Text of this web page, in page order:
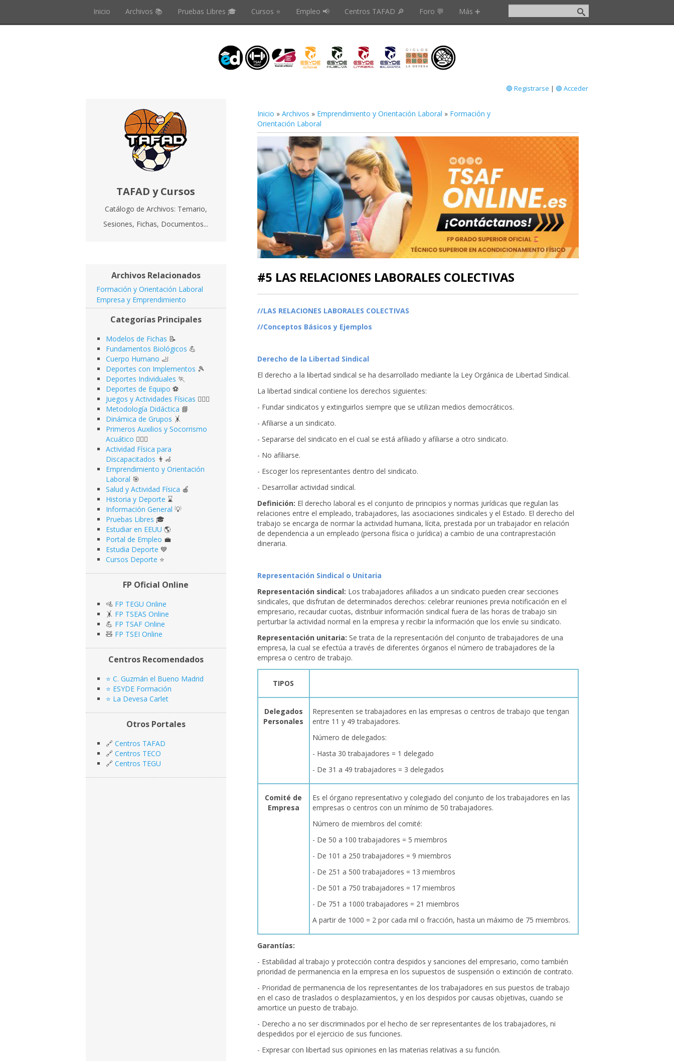
Inicio Archivos 📚 Pruebas Libres 🎓 Cursos ⭐️ Empleo 📢 Centros TAFAD 🔎 Foro 💬 Más ➕
🔵 Registrarse | 🟢 Acceder
TAFAD y Cursos
Catálogo de Archivos: Temario,
Sesiones, Fichas, Documentos...
Inicio » Archivos » Emprendimiento y Orientación Laboral » Formación y
Orientación Laboral
#5 LAS RELACIONES LABORALES COLECTIVAS
//LAS RELACIONES LABORALES COLECTIVAS
//Conceptos Básicos y Ejemplos
Derecho de la Libertad Sindical
El derecho a la libertad sindical se ha desarrollado mediante la Ley Orgánica de Libertad Sindical.
La libertad sindical contiene los derechos siguientes:
- Fundar sindicatos y extinguirlos siempre que se utilizan medios democráticos.
- Afiliarse a un sindicato.
- Separarse del sindicato en el cual se está afiliado y afiliarse a otro sindicato.
- No afiliarse.
- Escoger los representantes dentro del sindicato.
- Desarrollar actividad sindical.
Definición: El derecho laboral es el conjunto de principios y normas jurídicas que regulan las
relaciones entre el empleado, trabajadores, las asociaciones sindicales y el Estado. El derecho del
trabajo se encarga de normar la actividad humana, lícita, prestada por un trabajador en relación
de dependencia a un empleado (persona física o jurídica) a cambio de una contraprestación
dineraria.
Representación Sindical o Unitaria
Representación sindical: Los trabajadores afiliados a un sindicato pueden crear secciones
sindicales, que disfrutan de determinados derechos: celebrar reuniones previa notificación en el
empresario, recaudar cuotas, distribuir información sindical fuera de las horas de trabajo sin
perturbar la actividad normal en la empresa y recibir la información que los envíe su sindicato.
Representación unitaria: Se trata de la representación del conjunto de trabajadores de una
empresa, la cual se efectúa a través de diferentes órganos el número de trabajadores de la
empresa o centro de trabajo.
TIPOS
Delegados
Personales
Representen se trabajadores en las empresas o centros de trabajo que tengan
entre 11 y 49 trabajadores.
Número de delegados:
- Hasta 30 trabajadores = 1 delegado
- De 31 a 49 trabajadores = 3 delegados
Comité de
Empresa
Es el órgano representativo y colegiado del conjunto de los trabajadores en las
empresas o centros con un mínimo de 50 trabajadores.
Número de miembros del comité:
- De 50 a 100 trabajadores = 5 miembros
- De 101 a 250 trabajadores = 9 miembros
- De 251 a 500 trabajadores = 13 miembros
- De 501 a 750 trabajadores = 17 miembros
- De 751 a 1000 trabajadores = 21 miembros
A partir de 1000 = 2 por cada mil o fracción, hasta un máximo de 75 miembros.
Garantías:
- Estabilidad al trabajo y protección contra despidos y sanciones del empresario, como también
prioridad de permanencia en la empresa en los supuestos de suspensión o extinción de contrato.
- Prioridad de permanencia de los representantes de los trabajadores en sus puestos de trabajo
en el caso de traslados o desplazamientos, y en los despidos por causas objetivas, cuando se
amortice un puesto de trabajo.
- Derecho a no ser discriminados por el hecho de ser representantes de los trabajadores, ni
despedidos por el ejercicio de sus funciones.
- Expresar con libertad sus opiniones en las materias relativas a su función.
Archivos Relacionados
Formación y Orientación Laboral
Empresa y Emprendimiento
Categorías Principales
Modelos de Fichas 📝
Fundamentos Biológicos 💪
Cuerpo Humano 🦶
Deportes con Implementos 🎾
Deportes Individuales 🏃
Deportes de Equipo ⚽️
Juegos y Actividades Físicas 🤹🏻‍♂️
Metodología Didáctica 📘
Dinámica de Grupos 🤸
Primeros Auxilios y Socorrismo
Acuático 🏊🏻‍♂️
Actividad Física para
Discapacitados 👨‍🦽
Emprendimiento y Orientación
Laboral 🎯
Salud y Actividad Física 🍎
Historia y Deporte ⌛️
Información General 💡
Pruebas Libres 🎓
Estudiar en EEUU 🌎​
Portal de Empleo 💼
Estudia Deporte 💙
Cursos Deporte ⭐️
FP Oficial Online
🚵 FP TEGU Online
🤸 FP TSEAS Online
💪 FP TSAF Online
🧸 FP TSEI Online
Centros Recomendados
⭐️ C. Guzmán el Bueno Madrid
⭐️ ESYDE Formación
⭐️ La Devesa Carlet
Otros Portales
🔗 Centros TAFAD
🔗 Centros TECO
🔗 Centros TEGU